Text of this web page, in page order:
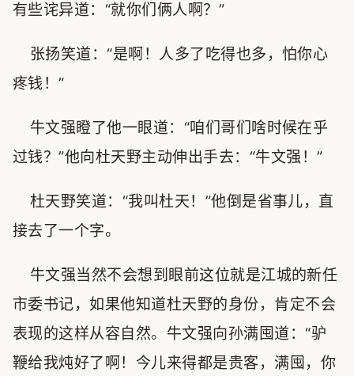
有些诧异道：“就你们俩人啊？”
张扬笑道：“是啊！人多了吃得也多，怕你心
疼钱！”
牛文强瞪了他一眼道：“咱们哥们啥时候在乎
过钱？”他向杜天野主动伸出手去：“牛文强！”
杜天野笑道：“我叫杜天！”他倒是省事儿，直
接去了一个字。
牛文强当然不会想到眼前这位就是江城的新任
市委书记，如果他知道杜天野的身份，肯定不会
表现的这样从容自然。牛文强向孙满囤道：“驴
鞭给我炖好了啊！今儿来得都是贵客，满囤，你